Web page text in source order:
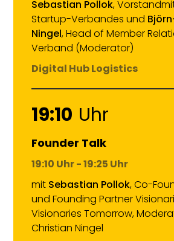
Sebastian Pollok,
Startup-Verbandes und
Ningel, Head of Member
Verband (Moderator)
Digital Hub Logistics
19:10 Uhr
Founder Talk
19:10 Uhr - 19:25 Uhr
mit Sebastian Pollok, Co-
und Founding Partner
Visionaries Tomorrow,
Christian Ningel